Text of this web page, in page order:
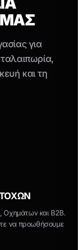
για
και τη
Οχημάτων και B2B.
να προωθήσουμε